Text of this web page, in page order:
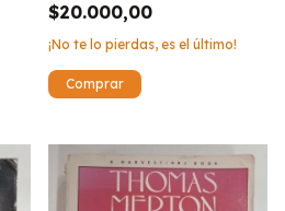
$20.000,00
¡No te lo pierdas, es el último!